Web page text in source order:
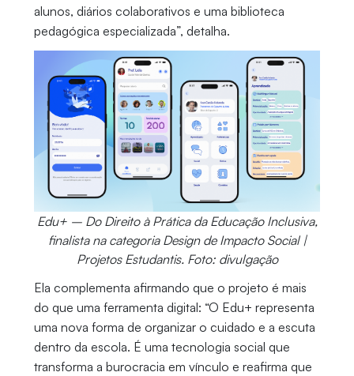
alunos, diários colaborativos e uma biblioteca
pedagógica especializada”, detalha.
Edu+ – Do Direito à Prática da Educação Inclusiva,
finalista na categoria Design de Impacto Social |
Projetos Estudantis. Foto: divulgação
Ela complementa afirmando que o projeto é mais
do que uma ferramenta digital: “O Edu+ representa
uma nova forma de organizar o cuidado e a escuta
dentro da escola. É uma tecnologia social que
transforma a burocracia em vínculo e reafirma que